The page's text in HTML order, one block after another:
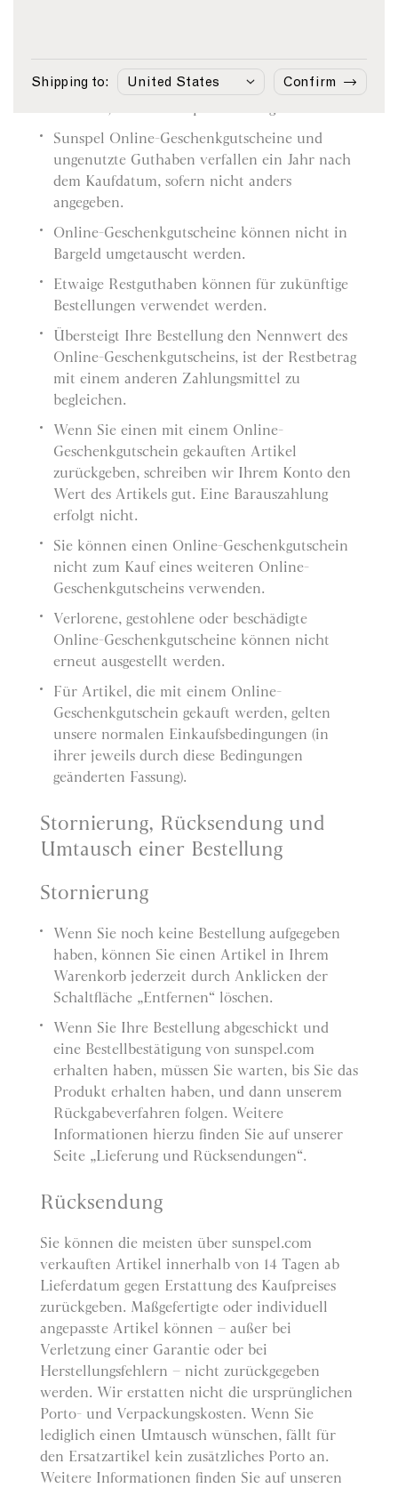
Geschenkgutscheine in Höhe des angegebenen
Wertes ganz oder teilweise gegen Artikel
Sunspel Online-Geschenkgutscheine und
ungenutzte Guthaben verfallen ein Jahr nach
dem Kaufdatum, sofern nicht anders
angegeben.
Online-Geschenkgutscheine können nicht in
Bargeld umgetauscht werden.
Etwaige Restguthaben können für zukünftige
Bestellungen verwendet werden.
Übersteigt Ihre Bestellung den Nennwert des
Online-Geschenkgutscheins, ist der Restbetrag
mit einem anderen Zahlungsmittel zu
begleichen.
Wenn Sie einen mit einem Online-
Geschenkgutschein gekauften Artikel
zurückgeben, schreiben wir Ihrem Konto den
Wert des Artikels gut. Eine Barauszahlung
erfolgt nicht.
Sie können einen Online-Geschenkgutschein
nicht zum Kauf eines weiteren Online-
Geschenkgutscheins verwenden.
Verlorene, gestohlene oder beschädigte
Online-Geschenkgutscheine können nicht
erneut ausgestellt werden.
Für Artikel, die mit einem Online-
Geschenkgutschein gekauft werden, gelten
unsere normalen Einkaufsbedingungen (in
ihrer jeweils durch diese Bedingungen
geänderten Fassung).
Stornierung, Rücksendung und
Umtausch einer Bestellung
Stornierung
Wenn Sie noch keine Bestellung aufgegeben
haben, können Sie einen Artikel in Ihrem
Warenkorb jederzeit durch Anklicken der
Schaltfläche „Entfernen“ löschen.
Wenn Sie Ihre Bestellung abgeschickt und
eine Bestellbestätigung von sunspel.com
erhalten haben, müssen Sie warten, bis Sie das
Produkt erhalten haben, und dann unserem
Rückgabeverfahren folgen. Weitere
Informationen hierzu finden Sie auf unserer
Seite „Lieferung und Rücksendungen“.
Rücksendung
Sie können die meisten über sunspel.com
verkauften Artikel innerhalb von 14 Tagen ab
Lieferdatum gegen Erstattung des Kaufpreises
zurückgeben. Maßgefertigte oder individuell
angepasste Artikel können – außer bei
Verletzung einer Garantie oder bei
Herstellungsfehlern – nicht zurückgegeben
werden. Wir erstatten nicht die ursprünglichen
Porto- und Verpackungskosten. Wenn Sie
lediglich einen Umtausch wünschen, fällt für
den Ersatzartikel kein zusätzliches Porto an.
Weitere Informationen finden Sie auf unseren
Shipping to: Confirm